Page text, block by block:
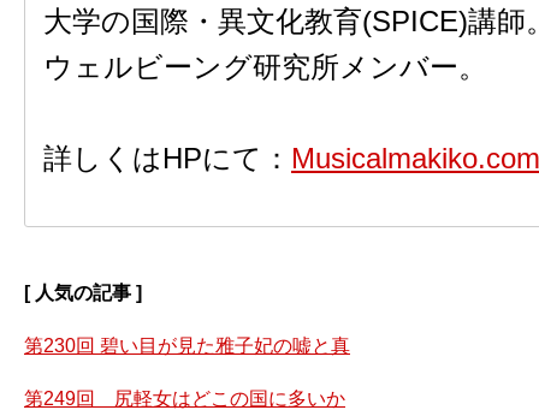
大学の国際・異文化教育(SPICE)講
ウェルビーング研究所メンバー。
詳しくはHPにて： Musicalmakiko.com
[ 人気の記事 ]
第230回 碧い目が見た雅子妃の嘘と真
第249回 尻軽女はどこの国に多いか